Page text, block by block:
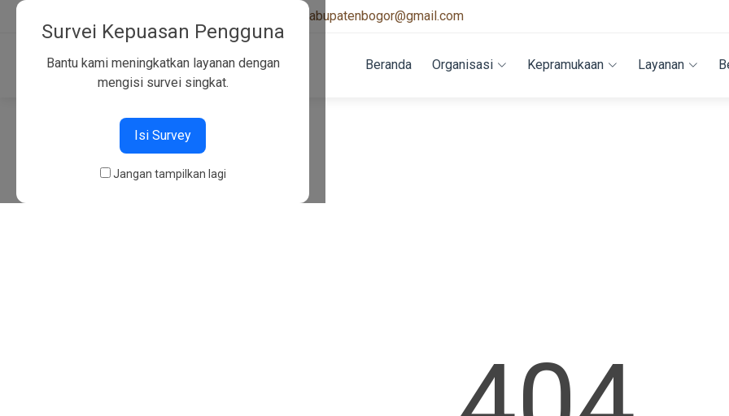
kwarcabkabupatenbogor@gmail.com
Beranda Organisasi Kepramukaan Layanan
404
Survei Kepuasan Pengguna
Bantu kami meningkatkan layanan dengan
mengisi survei singkat.
Isi Survey
Jangan tampilkan lagi